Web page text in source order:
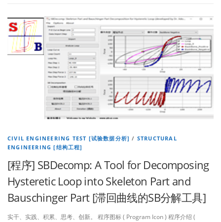
CIVIL ENGINEERING TEST [试验数据分析] / STRUCTURAL
ENGINEERING [结构工程]
[程序] SBDecomp: A Tool for Decomposing
Hysteretic Loop into Skeleton Part and
Bauschinger Part [滞回曲线的SB分解工具]
实干、实践、积累、思考、创新。 程序图标 ( Program Icon ) 程序介绍 (